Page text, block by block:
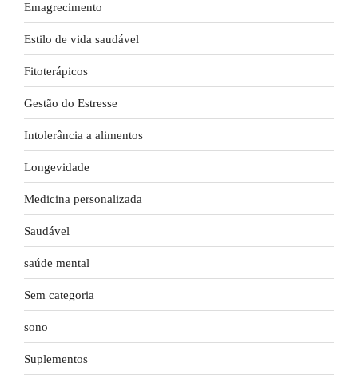
Emagrecimento
Estilo de vida saudável
Fitoterápicos
Gestão do Estresse
Intolerância a alimentos
Longevidade
Medicina personalizada
Saudável
saúde mental
Sem categoria
sono
Suplementos